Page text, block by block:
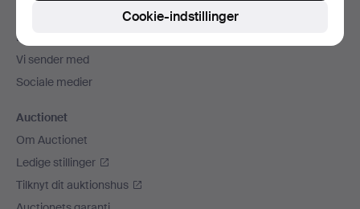
Betalingsmuligheder
Vi sender med
Sociale medier
Auctionet
Om Auctionet
Ledige stillinger
Tilknyt dit auktionshus
Cookie-indstillinger